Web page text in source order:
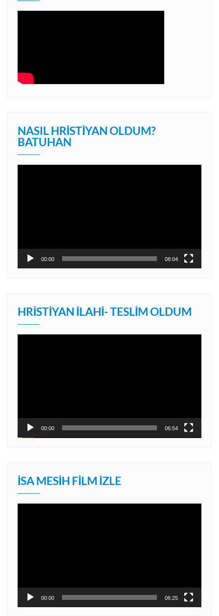
NASIL HRISTIYAN OLDUM?
BATUHAN
00:00 08:04
HRISTIYAN İLAHI- TESLIM OLDUM
00:00 06:54
İSA MESIH FILM İZLE
00:00 06:25